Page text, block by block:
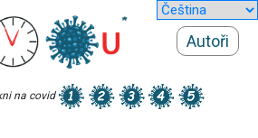
Autoři
na covid